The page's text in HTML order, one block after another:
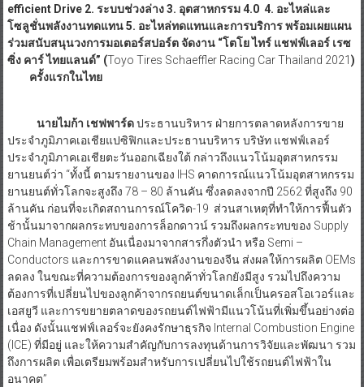
efficient Drive 2. ระบบช่วงล่าง 3. อุตสาหกรรม 4.0 4. อะไหล่และ
โซลูชั่นพลังงานทดแทน 5. อะไหล่ทดแทนและการบริการ พร้อมเผยแผน
ร่วมสนับสนุนวงการมอเตอร์สปอร์ต จัดงาน “โตโย ไทร์ แชฟฟ์เลอร์ เรซ
ซิ่ง คาร์ ไทยแลนด์” (Toyo Tires Schaeffler Racing Car Thailand 2021 )
ครั้งแรกในไทย
นายไมก้า เชฟพาร์ดประธานบริหาร ฝ่ายการตลาดหลังการขาย
ประจำภูมิภาคเอเชียแปซิฟิกและประธานบริหาร บริษัท แชฟฟ์เลอร์
ประจำภูมิภาคเอเชียตะวันออกเฉียงใต้ กล่าวถึงแนวโน้มอุตสาหกรรม
ยานยนต์ว่า “ทั้งนี้ ตามรายงานของ IHS คาดการณ์แนวโน้มอุตสาหกรรม
ยานยนต์ทั่วโลกจะสูงถึง 78 – 80 ล้านคัน ซึ่งลดลงจากปี 2562 ที่สูงถึง 90
ล้านคัน ก่อนที่จะเกิดสถานการณ์โควิด-19 ส่วนสาเหตุที่ทำให้การฟื้นตัว
ช้านั้นมาจากผลกระทบของการล็อกดาวน์ รวมถึงผลกระทบของ Supply
Chain Management อันเนื่องมาจากสารกึ่งตัวนำ หรือ Semi –
Conductors และการขาดแคลนพลังงานของจีน ส่งผลให้การผลิต OEMs
ลดลง ในขณะที่ความต้องการของลูกค้าทั่วโลกยังมีสูง รวมไปถึงความ
ต้องการที่เปลี่ยนไปของลูกค้าจากรถยนต์ขนาดเล็กเป็นครอสโอเวอร์และ
เอสยูวี และการขยายตลาดของรถยนต์ไฟฟ้ามีแนวโน้นที่เพิ่มขึ้นอย่างต่อ
เนื่อง ดังนั้นแชฟฟ์เลอร์จะยังคงรักษาธุรกิจ Internal Combustion Engine
(ICE) ที่มีอยู่ และให้ความสำคัญกับการลงทุนด้านการวิจัยและพัฒนา รวม
ถึงการผลิต เพื่อเตรียมพร้อมสำหรับการเปลี่ยนไปใช้รถยนต์ไฟฟ้าใน
อนาคต”